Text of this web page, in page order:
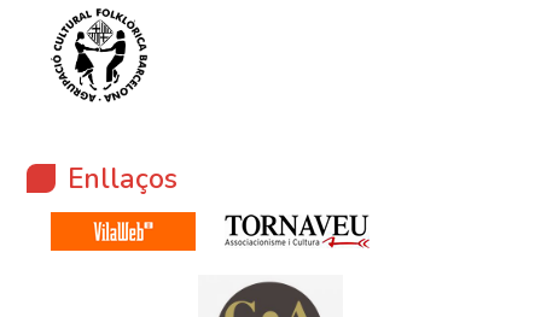
Enllaços